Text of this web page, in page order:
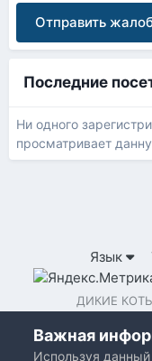
Отправить
Последние
Ни одного
просматривает
Язык
ДИКИЕ КОТЫ,
Важная
Используя